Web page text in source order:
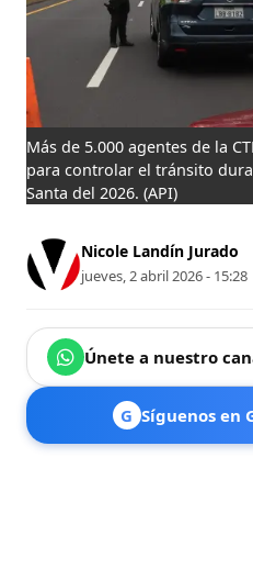
Más de 5.000 agentes de la
para controlar el tránsito
Santa del 2026. (API)
Nicole Landín Jurado
jueves, 2 abril 2026 - 15:28
Únete a nuestro
G Síguenos en